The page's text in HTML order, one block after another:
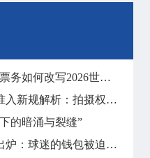
改写2026世界杯财富格局”
：拍摄权限调整与现场执行要点
的暗涌与裂缝”
迷的钱包被迫“踢满全场”